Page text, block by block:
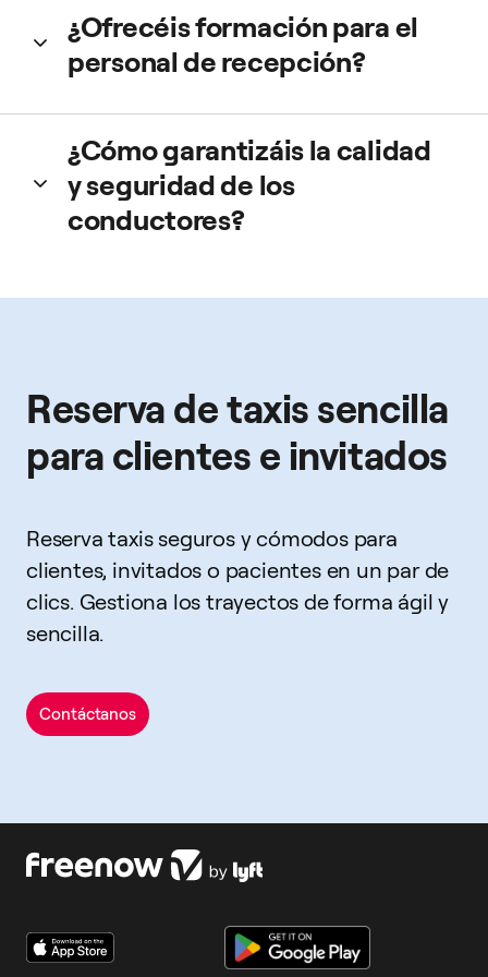
conductor, el vehículo, la hora estimada de llegada y el
estado del viaje.
¿Ofrecéis formación para el
personal de recepción?
una adopción sencilla desde el primer día.
¿Cómo garantizáis la calidad
y seguridad de los
conductores?
Reserva de taxis sencilla
para clientes e invitados
Reserva taxis seguros y cómodos para
clientes, invitados o pacientes en un par de
clics. Gestiona los trayectos de forma ágil y
sencilla.
Contáctanos